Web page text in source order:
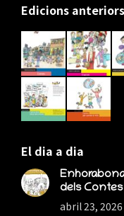
opens
in
new
window
opens
in
new
window
opens
in
new
window
Edicions anteriors
El dia a dia
dels
abril 23, 2026